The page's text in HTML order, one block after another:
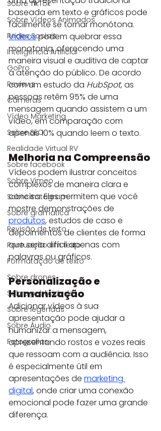
Sobre TikTok
Sobre Vídeos Animados
Redes Sociais
Inteligência Artificial
GoPro
Reviews
Câmeras
Vídeo Marketing
Sobre SEO
Realidade Virtual RV
Sobre facebook
Sobre Vimeo
Sobre instagram
Sobre gramática
Revisão de texto
Pontuação em texto
Formatação de texto
Sobre drones
Sobre publicidade
Sobre legendas
Sobre Áudio
Fotografias
baseada em texto e gráficos pode
facilmente se tornar monótona.
Vídeospodem quebrar essa
monotonia, oferecendo uma
maneira visual e auditiva de captar
a atenção do público. De acordo
com um estudo da HubSpot, as
pessoas retêm 95% de uma
mensagem quando assistem a um
vídeo, em comparação com
apenas 10% quando leem o texto.
Melhoria na Compreensão
Vídeos podem ilustrar conceitos
complexos de maneira clara e
concisa. Eles permitem que você
mostre demonstrações de
produtos, estudos de caso e
depoimentos de clientes de forma
que seria difícil apenas com
palavras ou gráficos.
Personalização e
Humanização
Adicionar vídeos à sua
apresentação pode ajudar a
humanizar a mensagem,
apresentando rostos e vozes reais
que ressoam com a audiência. Isso
é especialmente útil em
apresentações de marketing
digital, onde criar uma conexão
emocional pode fazer uma grande
diferença.